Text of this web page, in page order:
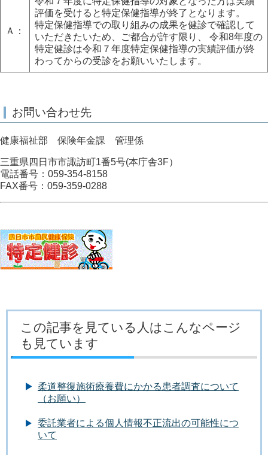
Ａ：
評価を受けると特定保健指導が終了となります。
特定保健指導での取り組みの成果を健診で確認して
いただきたいため、ご都合が許す限り、 令和8年度の
特定健診は令和７年度特定保健指導の実績評価が終
わってからの受診をお願いいたします。
お問い合わせ先
健康福祉部 保険年金課 管理係
三重県四日市市諏訪町1番5号(本庁舎3F）
電話番号：059-354-8158
FAX番号：059-359-0288
この記事を見ている人はこんなページ
も見ています
柔道整復施術療養費にかかる患者調査について
（お願い）
委託業者による個人情報不正流出の可能性につ
いて